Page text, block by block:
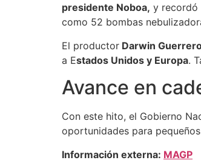
presidente Noboa, y recordó
como 52 bombas
El productor Darwin
a Estados Unidos y Europa.
Avance en
Con este hito, el Gobierno
oportunidades para
Información externa: MAGP